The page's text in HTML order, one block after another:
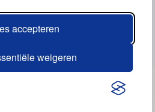
accepteren
weigeren
© 2026. Alle rechten